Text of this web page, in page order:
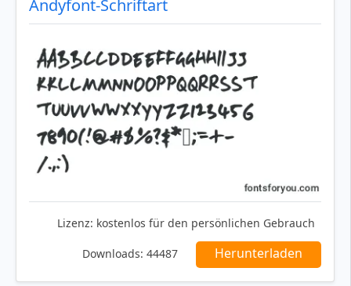
Andyfont-Schriftart
Lizenz: kostenlos für den persönlichen Gebrauch
Downloads: 44487 Herunterladen